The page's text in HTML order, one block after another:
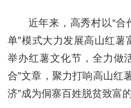
近年来，高秀村以“合
单”模式大力发展高山红薯
举办红薯文化节，全力做
合”文章，聚力打响高山红
济”成为侗寨百姓脱贫致富的